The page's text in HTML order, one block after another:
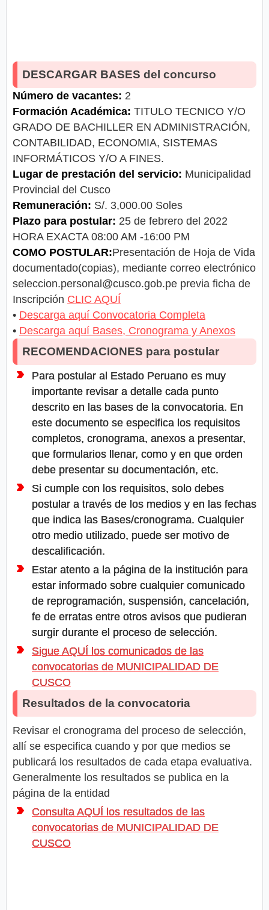
DESCARGAR BASES del concurso
Número de vacantes: 2
Formación Académica: TITULO TECNICO Y/O
GRADO DE BACHILLER EN ADMINISTRACIÓN,
CONTABILIDAD, ECONOMIA, SISTEMAS
INFORMÁTICOS Y/O A FINES.
Lugar de prestación del servicio: Municipalidad
Provincial del Cusco
Remuneración: S/. 3,000.00 Soles
Plazo para postular: 25 de febrero del 2022
HORA EXACTA 08:00 AM -16:00 PM
COMO POSTULAR:Presentación de Hoja de Vida
documentado(copias), mediante correo electrónico
seleccion.personal@cusco.gob.pe previa ficha de
Inscripción CLIC AQUÍ
• Descarga aquí Convocatoria Completa
• Descarga aquí Bases, Cronograma y Anexos
RECOMENDACIONES para postular
Para postular al Estado Peruano es muy
importante revisar a detalle cada punto
descrito en las bases de la convocatoria. En
este documento se especifica los requisitos
completos, cronograma, anexos a presentar,
que formularios llenar, como y en que orden
debe presentar su documentación, etc.
Si cumple con los requisitos, solo debes
postular a través de los medios y en las fechas
que indica las Bases/cronograma. Cualquier
otro medio utilizado, puede ser motivo de
descalificación.
Estar atento a la página de la institución para
estar informado sobre cualquier comunicado
de reprogramación, suspensión, cancelación,
fe de erratas entre otros avisos que pudieran
surgir durante el proceso de selección.
Sigue AQUÍ los comunicados de las
convocatorias de MUNICIPALIDAD DE
CUSCO
Resultados de la convocatoria
Revisar el cronograma del proceso de selección,
allí se especifica cuando y por que medios se
publicará los resultados de cada etapa evaluativa.
Generalmente los resultados se publica en la
página de la entidad
Consulta AQUÍ los resultados de las
convocatorias de MUNICIPALIDAD DE
CUSCO